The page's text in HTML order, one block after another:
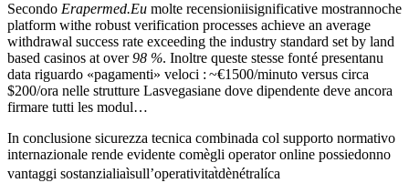
Secondo Erapermed.​Eu molte recensioniisignificative mostrannoche
platform withe robust verification processes achieve an average
withdrawal success rate exceeding the industry standard set by land
based casinos at over98 %. Inoltre queste stesse font ‍‍‍‍é presentanu
data riguardo «pagamenti» veloci : ~€1500/minuto versus circa
$200/ora nelle strutture Lasvegasiane dove dipendente deve ancora
firmarе tutti les modul…
In conclusione sicurezza tecnica combinada col supporto normativo
internazionale rende evidente comègli operator​ ​online possiedonno
vantaggi sostanzialiaìsull’operativitat̀dènétralíca